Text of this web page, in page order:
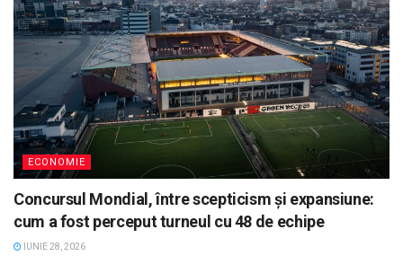
ECONOMIE
Concursul Mondial, între scepticism și expansiune:
cum a fost perceput turneul cu 48 de echipe
IUNIE 28, 2026